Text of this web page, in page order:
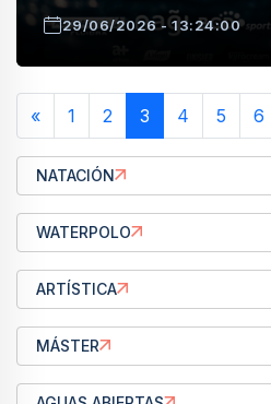
29/06/2026 - 13:24:00
« 1 2 3 4 5 6
NATACIÓN
WATERPOLO
ARTÍSTICA
MÁSTER